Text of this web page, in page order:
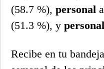
(58.7 %),personal
(51.3 %), ypersonal
Recibe en tu